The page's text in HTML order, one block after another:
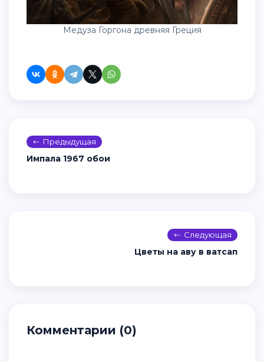
Медуза Горгона древняя Греция
Предыдущая
Импала 1967 обои
Следующая
Цветы на аву в ватсап
Комментарии (0)